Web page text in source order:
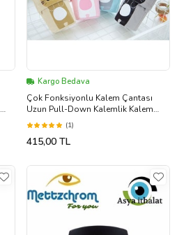
Kargo Bedava
Çok Fonksiyonlu Kalem Çantası
Uzun Pull-Down Kalemlik Kalem
Kutusu (Kahverengi Açık)
(1)
415,00 TL